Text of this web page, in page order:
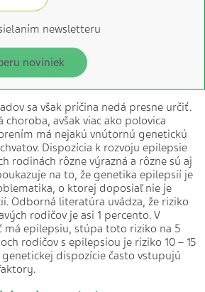
newsletteru
noviniek
sa však príčina nedá presne určiť.
choroba, avšak viac ako polovica
má nejakú vnútornú genetickú
Dispozícia k rozvoju epilepsie
rodinách rôzne výrazná a rôzne sú aj
na to, že genetika epilepsií je
o ktorej doposiaľ nie je
Odborná literatúra uvádza, že riziko
rodičov je asi 1 percento. V
má epilepsiu, stúpa toto riziko na 5
rodičov s epilepsiou je riziko 10 – 15
dispozície často vstupujú